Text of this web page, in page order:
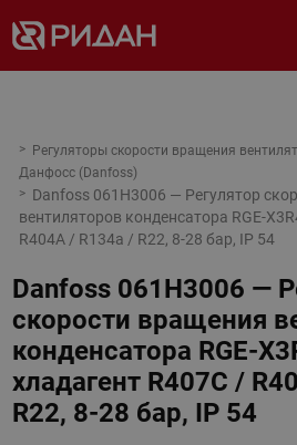
Регуляторы скорости вращения
Данфосс (Danfoss)
Danfoss 061H3006 — Регулятор
вентиляторов конденсатора RGE-
R404A / R134a / R22, 8-28 бар, IP 54
Danfoss 061H3006 —
скорости вращения
конденсатора RGE-
хладагент R407C /
R22, 8-28 бар, IP 54